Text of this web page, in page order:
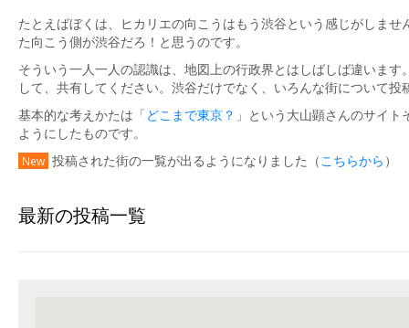
たとえばぼくは、ヒカリエの向こうはもう渋谷という感じがしま
た向こう側が渋谷だろ！と思うのです。
そういう一人一人の認識は、地図上の行政界とはしばしば違いま
して、共有してください。渋谷だけでなく、いろんな街について投
基本的な考えかたは「どこまで東京？ 」という大山顕さんのサイ
ようにしたものです。
New 投稿された街の一覧が出るようになりました（こちらから ）
最新の投稿一覧